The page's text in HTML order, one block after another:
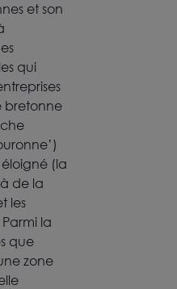
et son
qui
bretonne
(la
de la
les
la
que
zone